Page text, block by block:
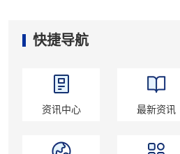
快捷导航
资讯中心 最新资讯